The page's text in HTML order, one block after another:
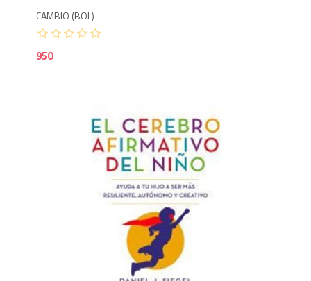
CAMBIO (BOL)
950